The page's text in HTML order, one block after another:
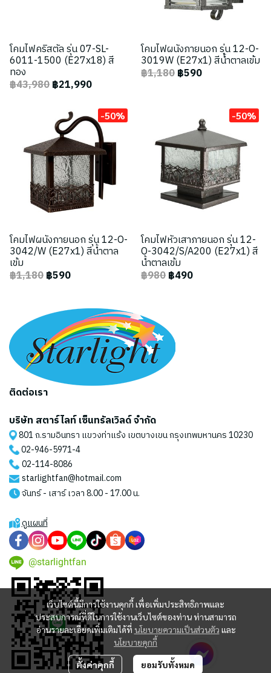
โคมไฟคริสตัล รุ่น 07-SL-
6011-1500 (E27x18) สี
ทอง
฿43,980฿21,990
โคมไฟผนังภายนอก รุ่น 12-O-
3019W (E27x1) สีน้ำตาลเข้ม
฿1,180฿590
-50%
โคมไฟผนังภายนอก รุ่น 12-O-
3042/W (E27x1) สีน้ำตาล
เข้ม
฿1,180฿590
-50%
โคมไฟหัวเสาภายนอก รุ่น 12-
O-3042/S/A200 (E27x1) สี
น้ำตาลเข้ม
฿980฿490
เว็บไซต์นี้มีการใช้งานคุกกี้ เพื่อเพิ่มประสิทธิภาพและ
ประสบการณ์ที่ดีในการใช้งานเว็บไซต์ของท่าน ท่านสามารถ
อ่านรายละเอียดเพิ่มเติมได้ที่ นโยบายความเป็นส่วนตัว และ
นโยบายคุกกี้
ตั้งค่าคุกกี้ ยอมรับทั้งหมด
ติดต่อเรา
บริษัท สตาร์ไลท์ เซ็นทรัลเวิลด์ จำกัด
801 ถ.รามอินทรา แขวงท่าแร้ง เขตบางเขน กรุงเทพมหานคร 10230
02-946-5971-4
02-114-8086
starlightfan@hotmail.com
จันทร์ - เสาร์ เวลา 8.00 - 17.00 น.
ดูแผนที่
@starlightfan